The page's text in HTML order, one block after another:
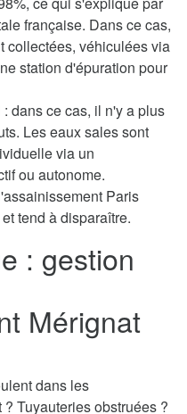
française. Dans ce cas,
collectées, véhiculées via
station d'épuration pour
dans ce cas, il n'y a plus
Les eaux sales sont
via un
ou autonome.
Paris
tend à disparaître.
: gestion
Mérignat
dans les
Tuyauteries obstruées ?